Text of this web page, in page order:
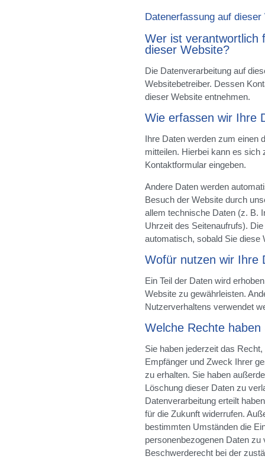
Datenerfassung auf dieser
Wer ist verantwortlich
dieser Website?
Die Datenverarbeitung auf
Websitebetreiber. Dessen
dieser Website entnehmen.
Wie erfassen wir Ihre
Ihre Daten werden zum einen
mitteilen. Hierbei kann es sich
Kontaktformular eingeben.
Andere Daten werden
Besuch der Website durch
allem technische Daten (z. B.
Uhrzeit des Seitenaufrufs).
automatisch, sobald Sie diese
Wofür nutzen wir Ihre
Ein Teil der Daten wird
Website zu gewährleisten.
Nutzerverhaltens verwendet
Welche Rechte
Sie haben jederzeit das
Empfänger und Zweck Ihrer
zu erhalten. Sie haben
Löschung dieser Daten zu
Datenverarbeitung erteilt
für die Zukunft widerrufen.
bestimmten Umständen die
personenbezogenen Daten
Beschwerderecht bei der